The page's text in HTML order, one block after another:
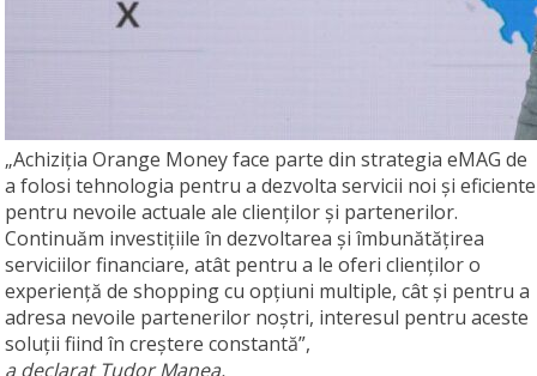
„Achiziția Orange Money face parte din strategia eMAG de
a folosi tehnologia pentru a dezvolta servicii noi și eficiente
pentru nevoile actuale ale clienților și partenerilor.
Continuăm investițiile în dezvoltarea și îmbunătățirea
serviciilor financiare, atât pentru a le oferi clienților o
experiență de shopping cu opțiuni multiple, cât și pentru a
adresa nevoile partenerilor noștri, interesul pentru aceste
soluții fiind în creștere constantă”,
a declarat Tudor Manea,